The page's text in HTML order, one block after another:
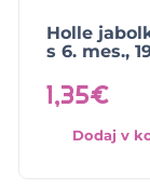
Holle
s 6. mes.,
1,35€
Dodaj v